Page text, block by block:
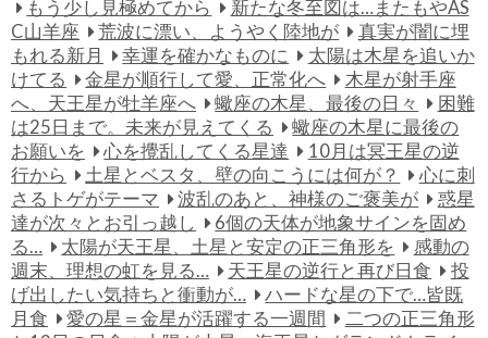
もう少し見極めてから
新たな冬至図は…またもやAS
C山羊座
荒波に漂い、ようやく陸地が
真実が闇に埋
もれる新月
幸運を確かなものに
太陽は木星を追いか
けてる
金星が順行して愛、正常化へ
木星が射手座
へ、天王星が牡羊座へ
蠍座の木星、最後の日々
困難
は25日まで。未来が見えてくる
蠍座の木星に最後の
お願いを
心を攪乱してくる星達
10月は冥王星の逆
行から
土星とベスタ、壁の向こうには何が？
心に刺
さるトゲがテーマ
波乱のあと、神様のご褒美が
惑星
達が次々とお引っ越し
6個の天体が地象サインを固め
る…
太陽が天王星、土星と安定の正三角形を
感動の
週末、理想の虹を見る…
天王星の逆行と再び日食
投
げ出したい気持ちと衝動が…
ハードな星の下で…皆既
月食
愛の星＝金星が活躍する一週間
二つの正三角形